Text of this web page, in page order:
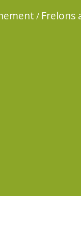
/ Frelons